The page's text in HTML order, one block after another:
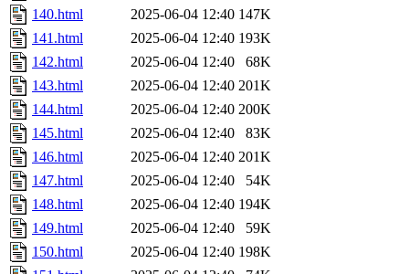
140.html
2025-06-04 12:40 147K
141.html
2025-06-04 12:40 193K
142.html
2025-06-04 12:40
68K
143.html
2025-06-04 12:40 201K
144.html
2025-06-04 12:40 200K
145.html
2025-06-04 12:40
83K
146.html
2025-06-04 12:40 201K
147.html
2025-06-04 12:40
54K
148.html
2025-06-04 12:40 194K
149.html
2025-06-04 12:40
59K
150.html
2025-06-04 12:40 198K